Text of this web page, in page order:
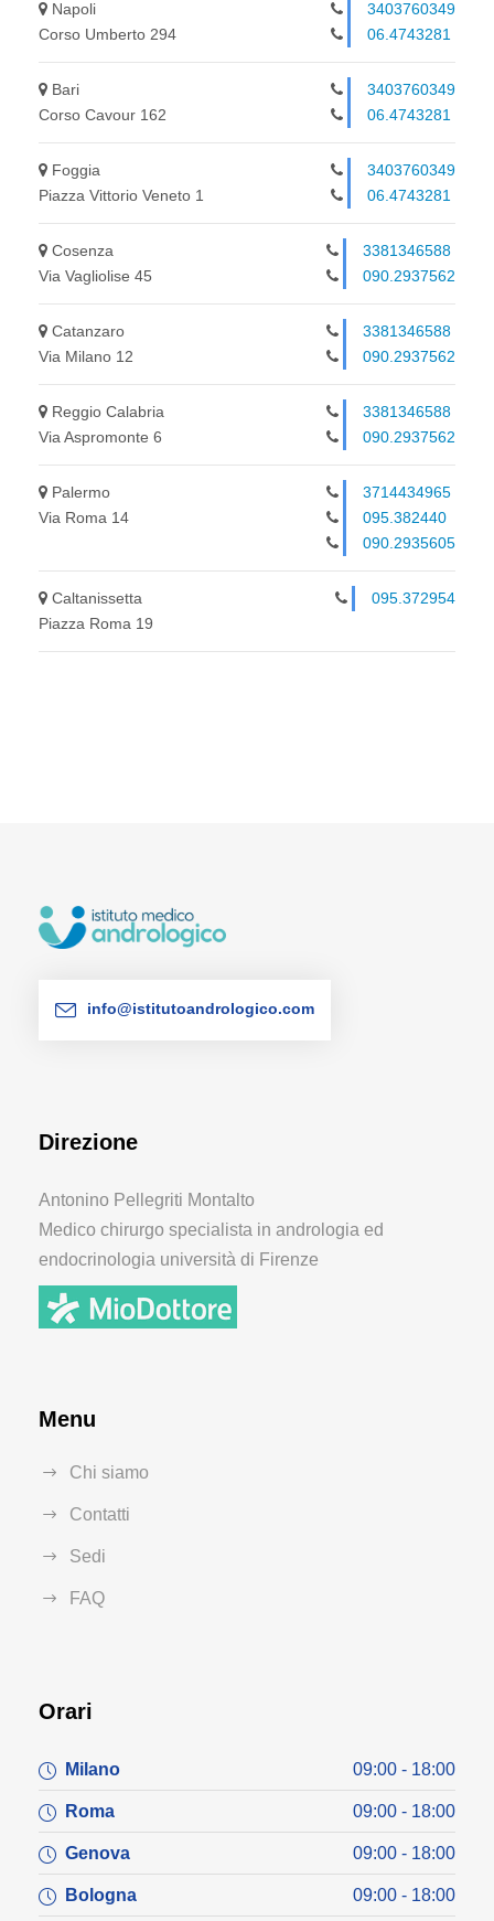
3403760349
06.4743281
Napoli
Corso Umberto 294
3403760349
06.4743281
Bari
Corso Cavour 162
3403760349
06.4743281
Foggia
Piazza Vittorio Veneto 1
3381346588
090.2937562
Cosenza
Via Vagliolise 45
3381346588
090.2937562
Catanzaro
Via Milano 12
3381346588
090.2937562
Reggio Calabria
Via Aspromonte 6
3714434965
095.382440
090.2935605
Palermo
Via Roma 14
095.372954
Caltanissetta
Piazza Roma 19
info@istitutoandrologico.com
Direzione
Antonino Pellegriti Montalto
Medico chirurgo specialista in andrologia ed
endocrinologia università di Firenze
Menu
Chi siamo
Contatti
Sedi
FAQ
Orari
Milano 09:00 - 18:00
Roma 09:00 - 18:00
Genova 09:00 - 18:00
Bologna 09:00 - 18:00